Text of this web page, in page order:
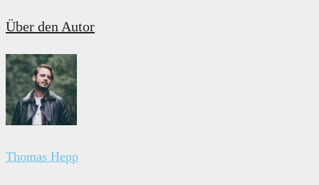
Über den Autor
Thomas Hepp